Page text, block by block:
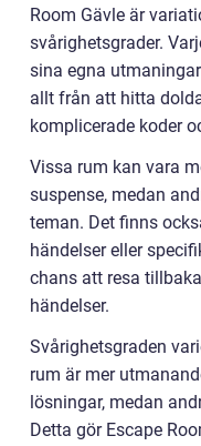
Room Gävle är
svårighetsgrader.
sina egna
allt från att hitta
komplicerade koder
Vissa rum kan vara
suspense, medan
teman. Det finns
händelser eller
chans att resa
händelser.
Svårighetsgraden
rum är mer
lösningar, medan
Detta gör Escape